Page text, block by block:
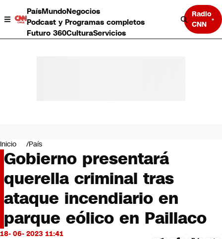
PaísMundoNegocios
Podcast y Programas completos
Futuro 360CulturaServicios
Radio
CNN
Negocios
Deportes
Programas completos
Cultura
Servicios
Bits
CNN Data
CNN tiempo
Futuro 360
Inicio País
Gobierno presentará
querella criminal tras
ataque incendiario en
parque eólico en Paillaco
18- 06- 2023 11:41